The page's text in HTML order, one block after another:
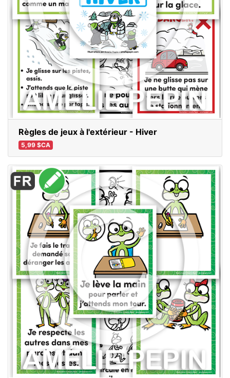
Règles de jeux à l'extérieur - Hiver
5,99 $CA